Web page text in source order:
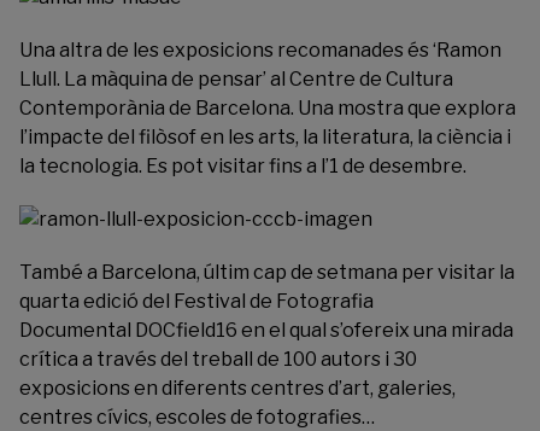
Una altra de les exposicions recomanades és ‘Ramon
Llull. La màquina de pensar’ al Centre de Cultura
Contemporània de Barcelona. Una mostra que explora
l’impacte del filòsof en les arts, la literatura, la ciència i
la tecnologia. Es pot visitar fins a l’1 de desembre.
També a Barcelona, últim cap de setmana per visitar la
quarta edició del Festival de Fotografia
Documental DOCfield16 en el qual s’ofereix una mirada
crítica a través del treball de 100 autors i 30
exposicions en diferents centres d’art, galeries,
centres cívics, escoles de fotografies…